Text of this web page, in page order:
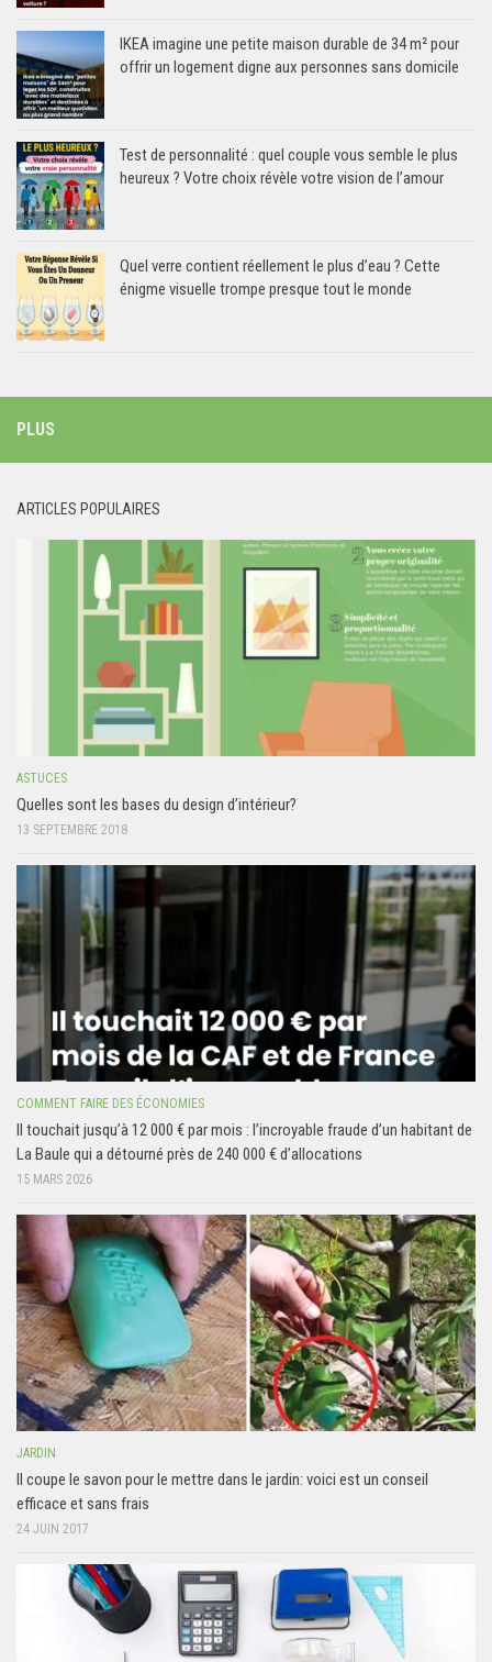
IKEA imagine une petite maison durable de 34 m² pour
offrir un logement digne aux personnes sans domicile
Test de personnalité : quel couple vous semble le plus
heureux ? Votre choix révèle votre vision de l’amour
Quel verre contient réellement le plus d’eau ? Cette
énigme visuelle trompe presque tout le monde
PLUS
ARTICLES POPULAIRES
ASTUCES
Quelles sont les bases du design d’intérieur?
13 SEPTEMBRE 2018
COMMENT FAIRE DES ÉCONOMIES
Il touchait jusqu’à 12 000 € par mois : l’incroyable fraude d’un habitant de
La Baule qui a détourné près de 240 000 € d’allocations
15 MARS 2026
JARDIN
Il coupe le savon pour le mettre dans le jardin: voici est un conseil
efficace et sans frais
24 JUIN 2017